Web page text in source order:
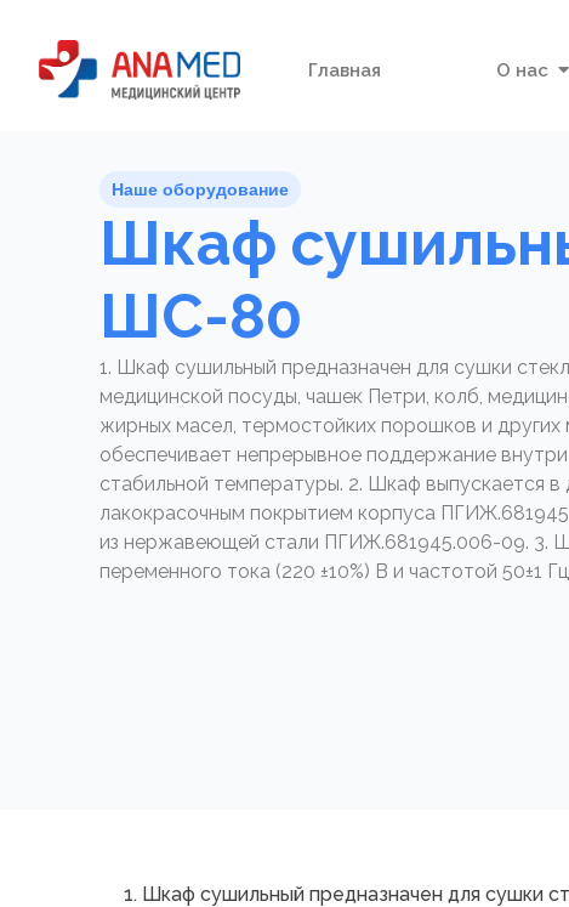
Главная О нас
Наше оборудование
Шкаф
ШС-80
1. Шкаф сушильный предназначен для сушки
медицинской посуды, чашек Петри, колб,
жирных масел, термостойких порошков и
обеспечивает непрерывное поддержание
стабильной температуры. 2. Шкаф выпускается в
лакокрасочным покрытием корпуса
из нержавеющей стали ПГИЖ.681945.006-09. 3.
переменного тока (220 ±10%) В и частотой 50±1
1. Шкаф сушильный предназначен для сушки